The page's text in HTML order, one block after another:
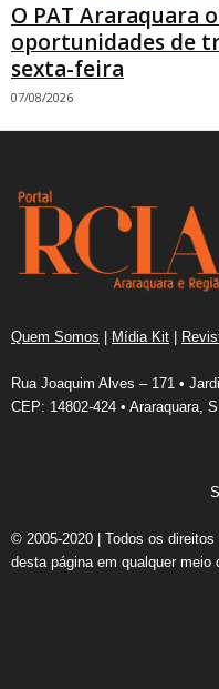
O PAT Araraquara
oportunidades de
sexta-feira
07/08/2026
Quem Somos | Mídia Kit |
Rua Joaquim Alves – 171 •
CEP: 14802-424 • Araraquara,
© 2005-2020 | Todos os
desta página em qualquer